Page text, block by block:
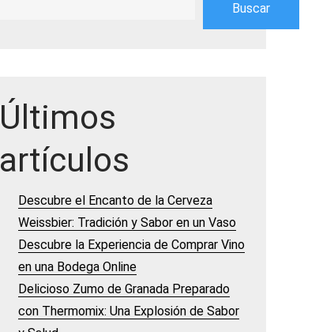
Buscar
Últimos
artículos
Descubre el Encanto de la Cerveza
Weissbier: Tradición y Sabor en un Vaso
Descubre la Experiencia de Comprar Vino
en una Bodega Online
Delicioso Zumo de Granada Preparado
con Thermomix: Una Explosión de Sabor